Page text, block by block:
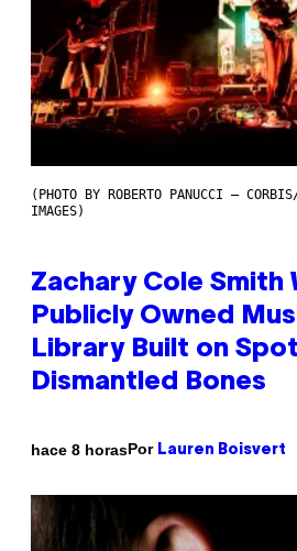
(PHOTO BY ROBERTO PANUCCI –
IMAGES)
Zachary Cole Smith
Publicly Owned
Library Built on
Dismantled Bones
hace 8 horasPor Lauren Boisvert